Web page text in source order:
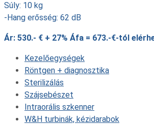
Súly: 10 kg
-Hang erősség: 62 dB
Ár: 530.- € + 27% Áfa = 673.-€-tól
Kezelőegységek
Röntgen + diagnosztika
Sterilizálás
Szájsebészet
Intraorális szkenner
W&H turbinák, kézidarabok